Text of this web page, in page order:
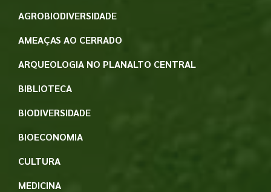
AGROBIODIVERSIDADE
AMEAÇAS AO CERRADO
ARQUEOLOGIA NO PLANALTO CENTRAL
BIBLIOTECA
BIODIVERSIDADE
BIOECONOMIA
CULTURA
MEDICINA